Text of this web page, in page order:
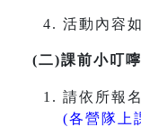
活動內容
(二)課前小叮嚀
請依所報
(各營隊上